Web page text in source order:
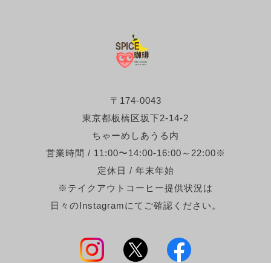
〒174-0043
東京都板橋区坂下2-14-2
ちゃーめしあうる内
営業時間 / 11:00〜14:00-16:00～22:00※
定休日 / 年末年始
※テイクアウトコーヒー提供状況は
日々のInstagramにてご確認ください。